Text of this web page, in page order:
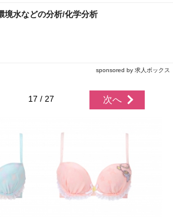
境水などの分析/化学分析
sponsored by 求人ボックス
17 / 27 次へ